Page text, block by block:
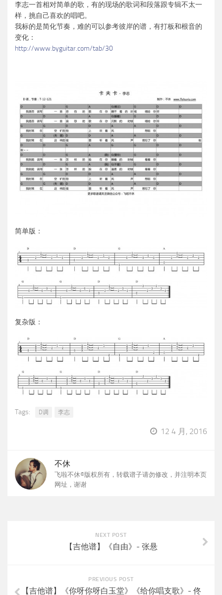
李志一首相对简单的歌，有的现场的歌词和段落跟专辑不太一
样，挑自己喜欢的唱吧。
我标的是简化节奏，难的可以参考彼岸的谱，有打板和根音的
变化：
http://www.byguitar.com/tab/30
简单版：
复杂版：
Tags: D调 李志
12 4 月, 2016
不休
飞啦不休©版权所有，转载谱子请勿修改，并注明本页
网址，谢谢
NEXT POST
【吉他谱】《自由》- 张悬
PREVIOUS POST
【吉他谱】《你呀你呀白玉堂》《给你唱支歌》- 佟